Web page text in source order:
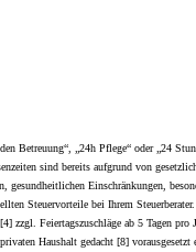
Betreuung“, „24h Pflege“ oder „24
sind bereits aufgrund von
gesundheitlichen Einschränkungen,
Steuervorteile bei Ihrem
zzgl. Feiertagszuschläge ab 5 Tagen
Haushalt gedacht [8]